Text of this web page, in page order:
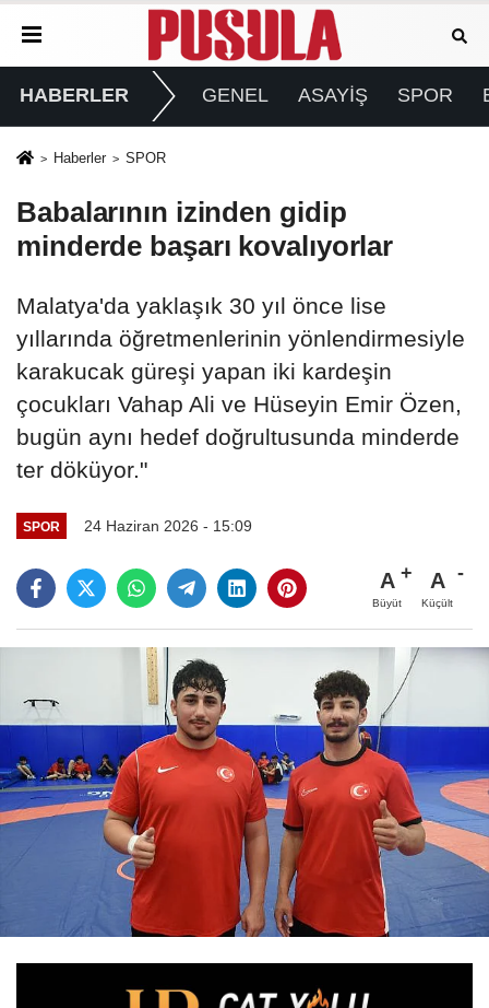
HABERLER GENEL ASAYİŞ SPOR
Haberler SPOR
Babalarının izinden gidip
minderde başarı kovalıyorlar
Malatya'da yaklaşık 30 yıl önce lise
yıllarında öğretmenlerinin yönlendirmesiyle
karakucak güreşi yapan iki kardeşin
çocukları Vahap Ali ve Hüseyin Emir Özen,
bugün aynı hedef doğrultusunda minderde
ter döküyor."
SPOR 24 Haziran 2026 - 15:09
A
Büyüt
A
Küçült